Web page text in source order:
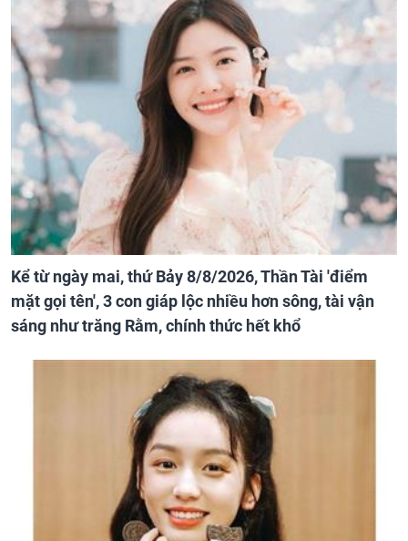
Kể từ ngày mai, thứ Bảy 8/8/2026, Thần Tài 'điểm
mặt gọi tên', 3 con giáp lộc nhiều hơn sông, tài vận
sáng như trăng Rằm, chính thức hết khổ